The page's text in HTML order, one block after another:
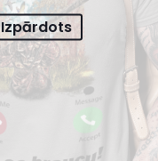
Izpārdots